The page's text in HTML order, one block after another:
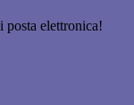
posta elettronica!